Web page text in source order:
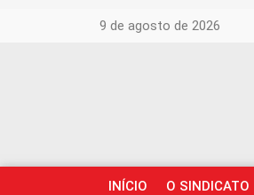
9 de agosto de 2026
INÍCIO O SINDICATO